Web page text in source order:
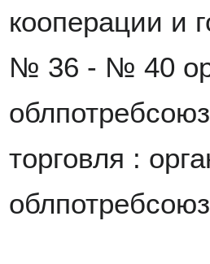
кооперации и
№ 36 - № 40
торговля :